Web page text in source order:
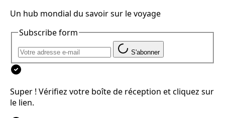
Un hub mondial du savoir sur le voyage
Subscribe form
S'abonner
Super ! Vérifiez votre boîte de réception et cliquez sur
le lien.